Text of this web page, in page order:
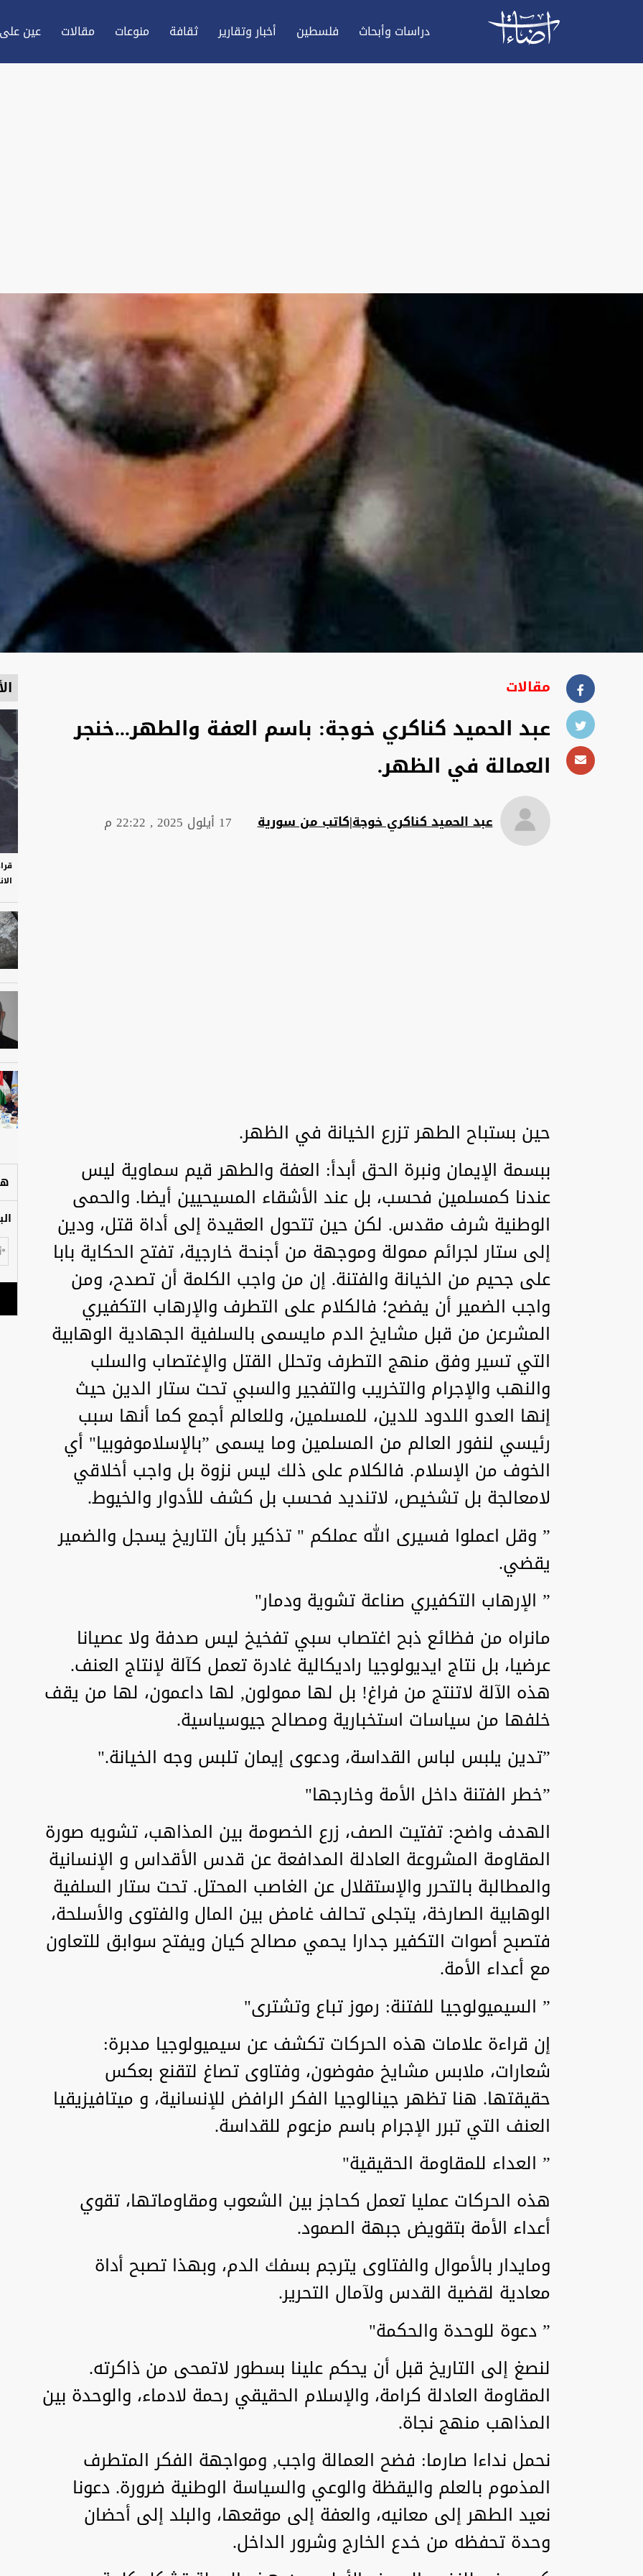
دراسات وأبحاث فلسطين أخبار وتقارير ثقافة منوعات مقالات عين
مقالات
عبد الحميد كناكري خوجة: باسم العفة والطهر...خنجر
العمالة في الظهر.
عبد الحميد كناكري خوجة|كاتب من سورية 17 أيلول 2025 , 22:22 م
حين بستباح الطهر تزرع الخيانة في الظهر.
ببسمة الإيمان ونبرة الحق أبدأ: العفة والطهر قيم سماوية ليس
عندنا كمسلمين فحسب، بل عند الأشقاء المسيحيين أيضا. والحمى
الوطنية شرف مقدس. لكن حين تتحول العقيدة إلى أداة قتل، ودين
إلى ستار لجرائم ممولة وموجهة من أجنحة خارجية، تفتح الحكاية بابا
على جحيم من الخيانة والفتنة. إن من واجب الكلمة أن تصدح، ومن
واجب الضمير أن يفضح؛ فالكلام على التطرف والإرهاب التكفيري
المشرعن من قبل مشايخ الدم مايسمى بالسلفية الجهادية الوهابية
التي تسير وفق منهج التطرف وتحلل القتل والإغتصاب والسلب
والنهب والإجرام والتخريب والتفجير والسبي تحت ستار الدين حيث
إنها العدو اللدود للدين، للمسلمين، وللعالم أجمع كما أنها سبب
رئيسي لنفور العالم من المسلمين وما يسمى ”بالإسلاموفوبيا" أي
الخوف من الإسلام. فالكلام على ذلك ليس نزوة بل واجب أخلاقي
لامعالجة بل تشخيص، لاتنديد فحسب بل كشف للأدوار والخيوط.
” وقل اعملوا فسيرى الله عملكم " تذكير بأن التاريخ يسجل والضمير
يقضي.
” الإرهاب التكفيري صناعة تشوية ودمار"
مانراه من فظائع ذبح اغتصاب سبي تفخيخ ليس صدفة ولا عصيانا
عرضيا، بل نتاج ايديولوجيا راديكالية غادرة تعمل كآلة لإنتاج العنف.
هذه الآلة لاتنتج من فراغ! بل لها ممولون, لها داعمون، لها من يقف
خلفها من سياسات استخبارية ومصالح جيوسياسية.
”تدين يلبس لباس القداسة، ودعوى إيمان تلبس وجه الخيانة."
”خطر الفتنة داخل الأمة وخارجها"
الهدف واضح: تفتيت الصف، زرع الخصومة بين المذاهب، تشويه صورة
المقاومة المشروعة العادلة المدافعة عن قدس الأقداس و الإنسانية
والمطالبة بالتحرر والإستقلال عن الغاصب المحتل. تحت ستار السلفية
الوهابية الصارخة، يتجلى تحالف غامض بين المال والفتوى والأسلحة،
فتصبح أصوات التكفير جدارا يحمي مصالح كيان ويفتح سوابق للتعاون
مع أعداء الأمة.
” السيميولوجيا للفتنة: رموز تباع وتشترى"
إن قراءة علامات هذه الحركات تكشف عن سيميولوجيا مدبرة:
شعارات، ملابس مشايخ مفوضون، وفتاوى تصاغ لتقنع بعكس
حقيقتها. هنا تظهر جينالوجيا الفكر الرافض للإنسانية، و ميتافيزيقيا
العنف التي تبرر الإجرام باسم مزعوم للقداسة.
” العداء للمقاومة الحقيقية"
هذه الحركات عمليا تعمل كحاجز بين الشعوب ومقاوماتها، تقوي
أعداء الأمة بتقويض جبهة الصمود.
ومايدار بالأموال والفتاوى يترجم بسفك الدم، وبهذا تصبح أداة
معادية لقضية القدس ولآمال التحرير.
” دعوة للوحدة والحكمة"
لنصغ إلى التاريخ قبل أن يحكم علينا بسطور لاتمحى من ذاكرته.
المقاومة العادلة كرامة، والإسلام الحقيقي رحمة لادماء، والوحدة بين
المذاهب منهج نجاة.
نحمل نداءا صارما: فضح العمالة واجب, ومواجهة الفكر المتطرف
المذموم بالعلم واليقظة والوعي والسياسة الوطنية ضرورة. دعونا
نعيد الطهر إلى معانيه، والعفة إلى موقعها، والبلد إلى أحضان
وحدة تحفظه من خدع الخارج وشرور الداخل.